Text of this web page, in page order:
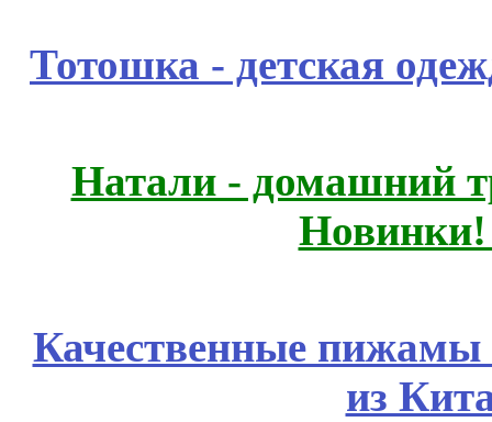
Тотошка - детская
Натали - домашний
Качественные пижамы
из